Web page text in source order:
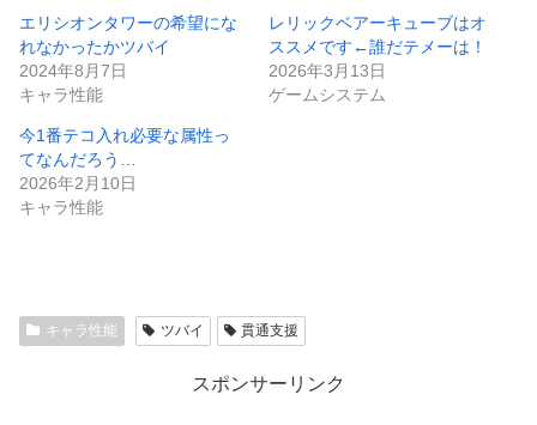
エリシオンタワーの希望にな
れなかったかツバイ
2024年8月7日
キャラ性能
レリックベアーキューブはオ
ススメです←誰だテメーは！
2026年3月13日
ゲームシステム
今1番テコ入れ必要な属性っ
てなんだろう…
2026年2月10日
キャラ性能
キャラ性能 ツバイ 貫通支援
スポンサーリンク